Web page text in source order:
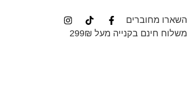
השארו מחוברים
משלוח חינם בקנייה מעל 299₪